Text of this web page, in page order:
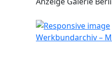
Werkbundarchiv –